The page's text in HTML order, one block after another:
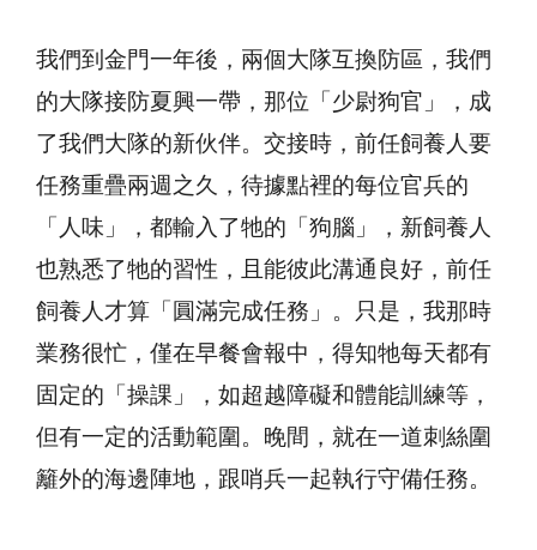
我們到金門一年後，兩個大隊互換防區，我們
的大隊接防夏興一帶，那位「少尉狗官」，成
了我們大隊的新伙伴。交接時，前任飼養人要
任務重疊兩週之久，待據點裡的每位官兵的
「人味」，都輸入了牠的「狗腦」，新飼養人
也熟悉了牠的習性，且能彼此溝通良好，前任
飼養人才算「圓滿完成任務」。只是，我那時
業務很忙，僅在早餐會報中，得知牠每天都有
固定的「操課」，如超越障礙和體能訓練等，
但有一定的活動範圍。晚間，就在一道刺絲圍
籬外的海邊陣地，跟哨兵一起執行守備任務。